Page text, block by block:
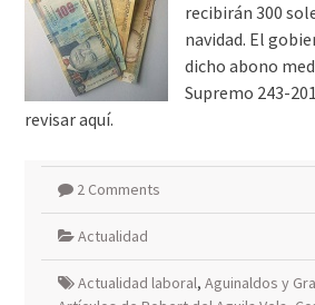
recibirán 300
navidad. El
dicho abono
Supremo 243-
revisar aquí.
2 Comments
Actualidad
Actualidad laboral, Aguinaldos y